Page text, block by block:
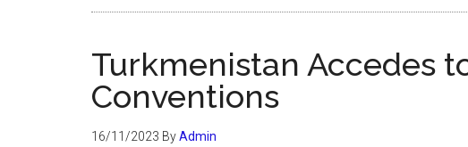
Turkmenistan Accedes
Conventions
16/11/2023 ByAdmin